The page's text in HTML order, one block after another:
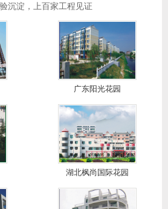
沉淀，上百家工程见证
广东阳光花园
湖北枫尚国际花园